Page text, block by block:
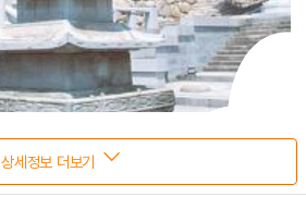
상세정보 더보기